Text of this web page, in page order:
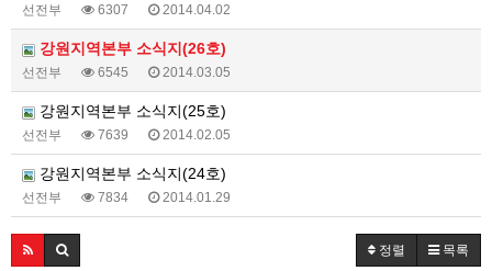
선전부 6307 2014.04.02
강원지역본부 소식지(26호)
선전부 6545 2014.03.05
강원지역본부 소식지(25호)
선전부 7639 2014.02.05
강원지역본부 소식지(24호)
선전부 7834 2014.01.29
정렬 목록